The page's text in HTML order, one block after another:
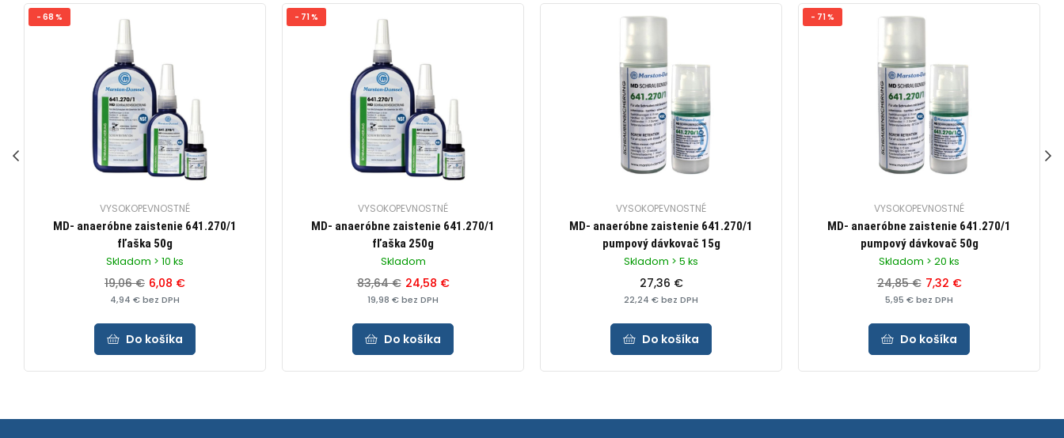
- 68 %
VYSOKOPEVNOSTNÉ
MD- anaeróbne zaistenie 641.270/1
fľaška 50g
Skladom > 10 ks
19,06 € 6,08 €
4,94 € bez DPH
Do košíka
- 71 %
VYSOKOPEVNOSTNÉ
MD- anaeróbne zaistenie 641.270/1
fľaška 250g
Skladom
83,64 € 24,58 €
19,98 € bez DPH
Do košíka
VYSOKOPEVNOSTNÉ
MD- anaeróbne zaistenie 641.270/1
pumpový dávkovač 15g
Skladom > 5 ks
27,36 €
22,24 € bez DPH
Do košíka
- 71 %
VYSOKOPEVNOSTNÉ
MD- anaeróbne zaistenie 641.270/1
pumpový dávkovač 50g
Skladom > 20 ks
24,85 € 7,32 €
5,95 € bez DPH
Do košíka